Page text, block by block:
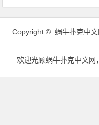
Copyright © 蜗牛扑克中文
欢迎光顾蜗牛扑克中文网